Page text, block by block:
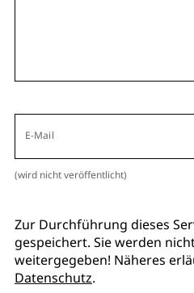
E-Mail
(wird nicht veröffentlicht)
Zur Durchführung dieses
gespeichert. Sie werden
weitergegeben! Näheres
Datenschutz.